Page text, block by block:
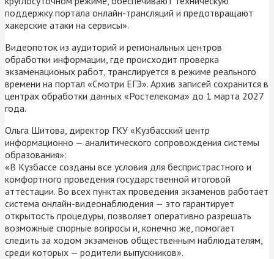
поддержку портала онлайн-трансляций и предотвращают
хакерские атаки на сервисы».
Видеопоток из аудиторий и региональных центров
обработки информации, где происходит проверка
экзаменационых работ, транслируется в режиме реального
времени на портал «Смотри ЕГЭ». Архив записей сохранится в
центрах обработки данных «Ростелекома» до 1 марта 2027
года.
Ольга Шитова, директор ГКУ «Кузбасский центр
информационно — аналитического сопровождения системы
образования»:
«В Кузбассе созданы все условия для беспристрастного и
комфортного проведения государственной итоговой
аттестации. Во всех пунктах проведения экзаменов работает
система онлайн-видеонаблюдения — это гарантирует
открытость процедуры, позволяет оперативно разрешать
возможные спорные вопросы и, конечно же, помогает
следить за ходом экзаменов общественным наблюдателям,
среди которых — родители выпускников».